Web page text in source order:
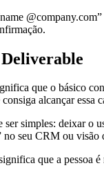
que o básico
alcançar essa
ser simples: deixar
no seu CRM ou visão
que a pessoa